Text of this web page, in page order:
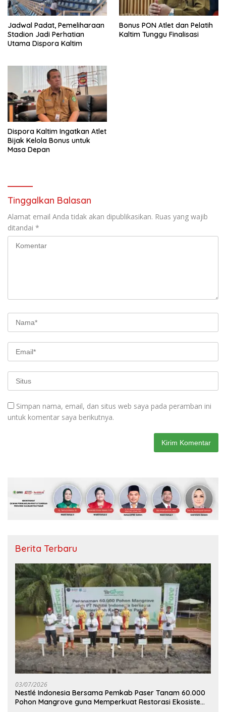
Jadwal Padat, Pemeliharaan
Stadion Jadi Perhatian
Utama Dispora Kaltim
Bonus PON Atlet dan Pelatih
Kaltim Tunggu Finalisasi
Dispora Kaltim Ingatkan Atlet
Bijak Kelola Bonus untuk
Masa Depan
Tinggalkan Balasan
Alamat email Anda tidak akan dipublikasikan. Ruas yang wajib
ditandai *
Simpan nama, email, dan situs web saya pada peramban ini
untuk komentar saya berikutnya.
Berita Terbaru
03/07/2026
Nestlé Indonesia Bersama Pemkab Paser Tanam 60.000
Pohon Mangrove guna Memperkuat Restorasi Ekosistem